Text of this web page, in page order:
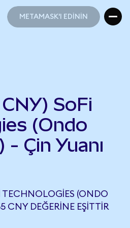
METAMASK'I EDİNİN
SoFi
(Ondo
- Çin Yuanı
(ONDO
CNY DEĞERINE EŞITTIR